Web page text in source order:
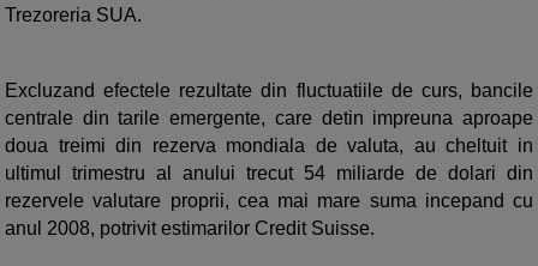
Trezoreria SUA.
Excluzand efectele rezultate din fluctuatiile de curs, bancile
centrale din tarile emergente, care detin impreuna aproape
doua treimi din rezerva mondiala de valuta, au cheltuit in
ultimul trimestru al anului trecut 54 miliarde de dolari din
rezervele valutare proprii, cea mai mare suma incepand cu
anul 2008, potrivit estimarilor Credit Suisse.